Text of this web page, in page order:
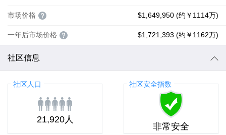
市场价格 $1,649,950 (约￥1114万)
一年后市场价格 $1,721,393 (约￥1162万)
社区信息
社区人口
21,920人
社区安全指数
非常安全